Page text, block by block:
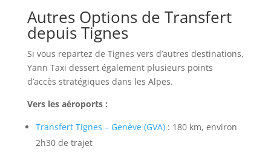
Autres Options de Transfert
depuis Tignes
Si vous repartez de Tignes vers d’autres destinations,
Yann Taxi dessert également plusieurs points
d’accès stratégiques dans les Alpes.
Vers les aéroports :
Transfert Tignes – Genève (GVA): 180 km, environ
2h30 de trajet